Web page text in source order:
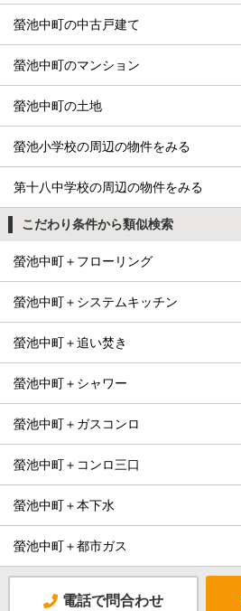
螢池中町の中古戸建て
螢池中町のマンション
螢池中町の土地
螢池小学校の周辺の物件をみる
第十八中学校の周辺の物件をみる
こだわり条件から類似検索
螢池中町＋フローリング
螢池中町＋システムキッチン
螢池中町＋追い焚き
螢池中町＋シャワー
螢池中町＋ガスコンロ
螢池中町＋コンロ三口
螢池中町＋本下水
螢池中町＋都市ガス
電話で問合わせ